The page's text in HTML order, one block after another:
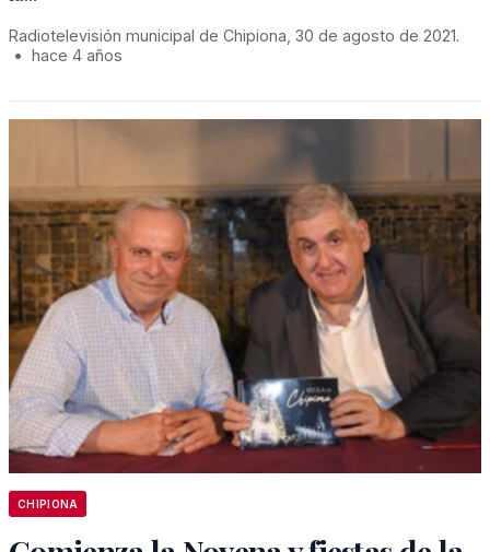
Radiotelevisión municipal de Chipiona, 30 de agosto de 2021.
• hace 4 años
CHIPIONA